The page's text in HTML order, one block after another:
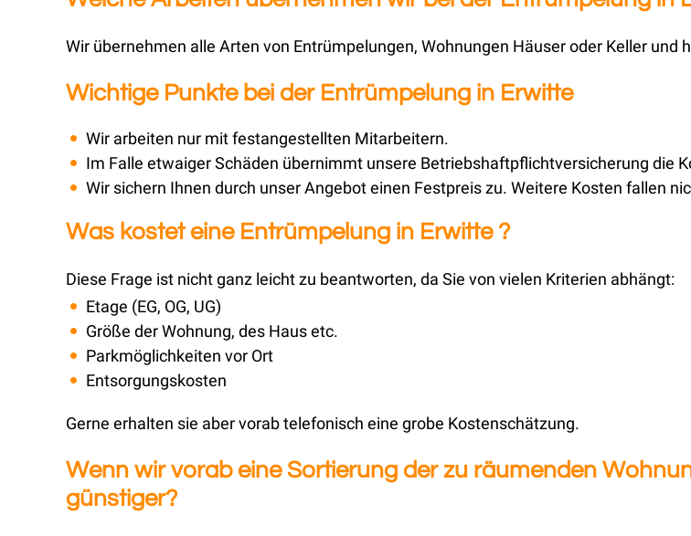
Wir übernehmen alle Arten von Entrümpelungen, Wohnungen Häuser oder Keller und
Wichtige Punkte bei der Entrümpelung in Erwitte
Wir arbeiten nur mit festangestellten Mitarbeitern.
Im Falle etwaiger Schäden übernimmt unsere Betriebshaftpflichtversicherung die
Wir sichern Ihnen durch unser Angebot einen Festpreis zu. Weitere Kosten fallen
Was kostet eine Entrümpelung in Erwitte ?
Diese Frage ist nicht ganz leicht zu beantworten, da Sie von vielen Kriterien abhängt:
Etage (EG, OG, UG)
Größe der Wohnung, des Haus etc.
Parkmöglichkeiten vor Ort
Entsorgungskosten
Gerne erhalten sie aber vorab telefonisch eine grobe Kostenschätzung.
Wenn wir vorab eine Sortierung der zu räumenden
günstiger?